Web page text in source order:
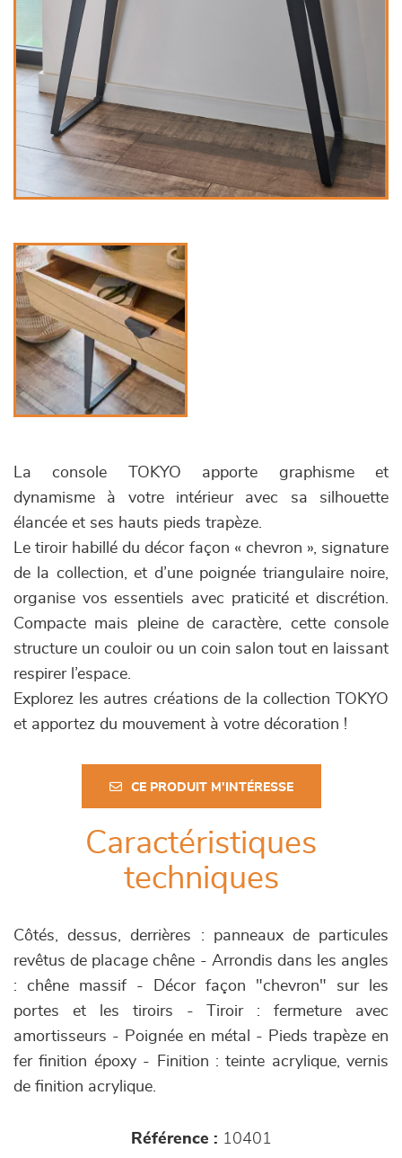
La console TOKYO apporte graphisme et
dynamisme à votre intérieur avec sa silhouette
élancée et ses hauts pieds trapèze.
Le tiroir habillé du décor façon « chevron », signature
de la collection, et d’une poignée triangulaire noire,
organise vos essentiels avec praticité et discrétion.
Compacte mais pleine de caractère, cette console
structure un couloir ou un coin salon tout en laissant
respirer l’espace.
Explorez les autres créations de la collection TOKYO
et apportez du mouvement à votre décoration !
CE PRODUIT M'INTÉRESSE
Caractéristiques
techniques
Côtés, dessus, derrières : panneaux de particules
revêtus de placage chêne - Arrondis dans les angles
: chêne massif - Décor façon "chevron" sur les
portes et les tiroirs - Tiroir : fermeture avec
amortisseurs - Poignée en métal - Pieds trapèze en
fer finition époxy - Finition : teinte acrylique, vernis
de finition acrylique.
Référence : 10401